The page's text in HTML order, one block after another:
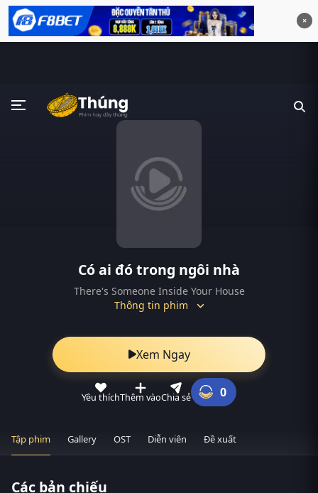
×
Có ai đó trong ngôi nhà
There's Someone Inside Your House
Thông tin phim
Xem Ngay
Yêu thíchThêm vàoChia sẻ 0
Tập phim Gallery OST Diễn viên Đề xuất
Các bản chiếu